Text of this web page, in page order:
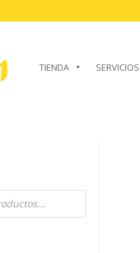
TIENDA SERVICIOS